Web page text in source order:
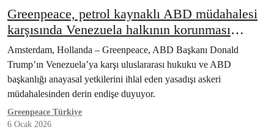
Greenpeace, petrol kaynaklı ABD müdahalesi
karşısında Venezuela halkının korunması
çağrısında bulundu
Amsterdam, Hollanda – Greenpeace, ABD Başkanı Donald
Trump’ın Venezuela’ya karşı uluslararası hukuku ve ABD
başkanlığı anayasal yetkilerini ihlal eden yasadışı askeri
müdahalesinden derin endişe duyuyor.
Greenpeace Türkiye
6 Ocak 2026